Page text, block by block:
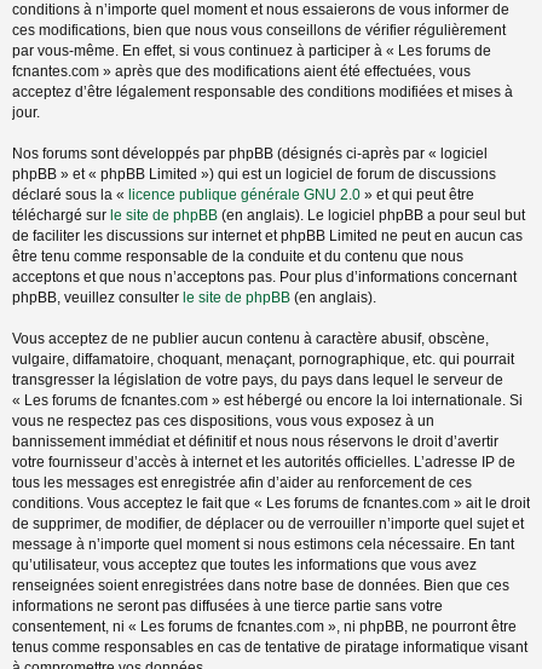
conditions à n’importe quel moment et nous essaierons de vous informer de
ces modifications, bien que nous vous conseillons de vérifier régulièrement
par vous-même. En effet, si vous continuez à participer à « Les forums de
fcnantes.com » après que des modifications aient été effectuées, vous
acceptez d’être légalement responsable des conditions modifiées et mises à
jour.
Nos forums sont développés par phpBB (désignés ci-après par « logiciel
phpBB » et « phpBB Limited ») qui est un logiciel de forum de discussions
déclaré sous la « licence publique générale GNU 2.0 » et qui peut être
téléchargé sur le site de phpBB (en anglais). Le logiciel phpBB a pour seul but
de faciliter les discussions sur internet et phpBB Limited ne peut en aucun cas
être tenu comme responsable de la conduite et du contenu que nous
acceptons et que nous n’acceptons pas. Pour plus d’informations concernant
phpBB, veuillez consulter le site de phpBB (en anglais).
Vous acceptez de ne publier aucun contenu à caractère abusif, obscène,
vulgaire, diffamatoire, choquant, menaçant, pornographique, etc. qui pourrait
transgresser la législation de votre pays, du pays dans lequel le serveur de
« Les forums de fcnantes.com » est hébergé ou encore la loi internationale. Si
vous ne respectez pas ces dispositions, vous vous exposez à un
bannissement immédiat et définitif et nous nous réservons le droit d’avertir
votre fournisseur d’accès à internet et les autorités officielles. L’adresse IP de
tous les messages est enregistrée afin d’aider au renforcement de ces
conditions. Vous acceptez le fait que « Les forums de fcnantes.com » ait le droit
de supprimer, de modifier, de déplacer ou de verrouiller n’importe quel sujet et
message à n’importe quel moment si nous estimons cela nécessaire. En tant
qu’utilisateur, vous acceptez que toutes les informations que vous avez
renseignées soient enregistrées dans notre base de données. Bien que ces
informations ne seront pas diffusées à une tierce partie sans votre
consentement, ni « Les forums de fcnantes.com », ni phpBB, ne pourront être
tenus comme responsables en cas de tentative de piratage informatique visant